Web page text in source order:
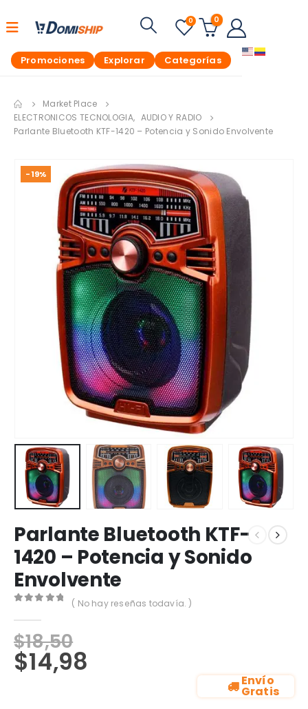
0 0
Promociones Explorar Categorías
Market Place
ELECTRONICOS TECNOLOGIA, AUDIO Y RADIO
Parlante Bluetooth KTF-1420 – Potencia y Sonido Envolvente
-19%
Parlante Bluetooth KTF-
1420 – Potencia y Sonido
Envolvente
out of 5
( No hay reseñas todavía. )
$18,50
$14,98
Envío
Gratis